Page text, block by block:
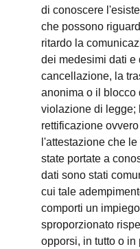
di conoscere
che possono
ritardo la
dei medesimi dati e
cancellazione, la
anonima o il blocco
violazione di legge;
rettificazione
l'attestazione che
state portate a
dati sono stati
cui tale
comporti un
sproporzionato
opporsi, in tutto o in